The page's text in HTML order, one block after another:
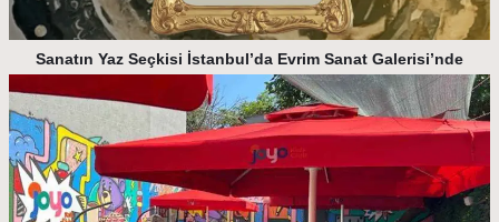
Sanatın Yaz Seçkisi İstanbul’da Evrim Sanat Galerisi’nde